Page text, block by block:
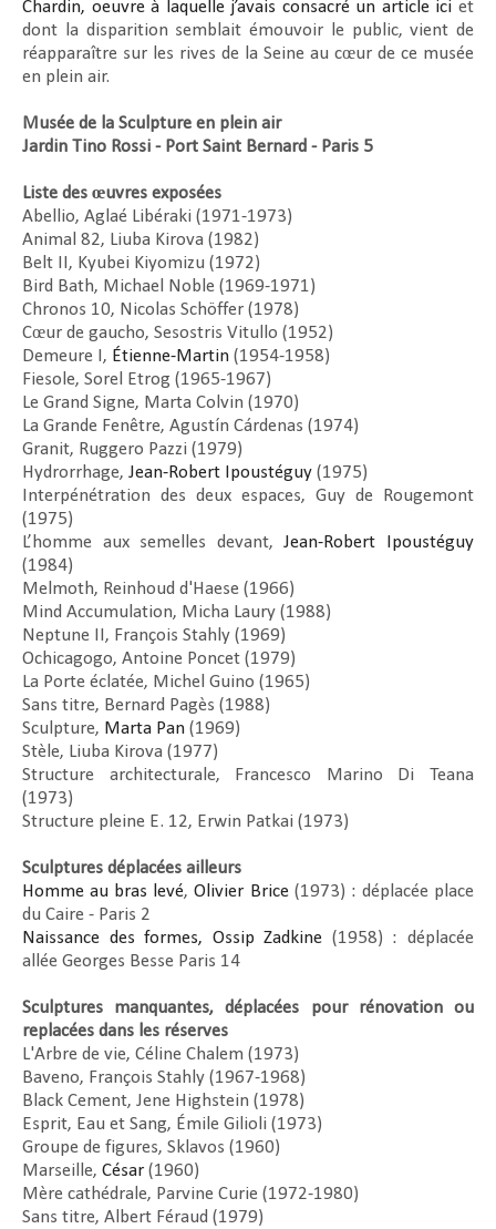
Chardin, oeuvre à laquelle j’avais consacré un article ici et
dont la disparition semblait émouvoir le public, vient de
réapparaître sur les rives de la Seine au cœur de ce musée
en plein air.
Musée de la Sculpture en plein air
Jardin Tino Rossi - Port Saint Bernard - Paris 5
Liste des œuvres exposées
Abellio, Aglaé Libéraki (1971-1973)
Animal 82, Liuba Kirova (1982)
Belt II, Kyubei Kiyomizu (1972)
Bird Bath, Michael Noble (1969-1971)
Chronos 10, Nicolas Schöffer (1978)
Cœur de gaucho, Sesostris Vitullo (1952)
Demeure I, Étienne-Martin (1954-1958)
Fiesole, Sorel Etrog (1965-1967)
Le Grand Signe, Marta Colvin (1970)
La Grande Fenêtre, Agustín Cárdenas (1974)
Granit, Ruggero Pazzi (1979)
Hydrorrhage, Jean-Robert Ipoustéguy (1975)
Interpénétration des deux espaces, Guy de Rougemont
(1975)
L’homme aux semelles devant,Jean-Robert Ipoustéguy
(1984)
Melmoth, Reinhoud d'Haese (1966)
Mind Accumulation, Micha Laury (1988)
Neptune II, François Stahly (1969)
Ochicagogo, Antoine Poncet (1979)
La Porte éclatée, Michel Guino (1965)
Sans titre, Bernard Pagès (1988)
Sculpture, Marta Pan (1969)
Stèle, Liuba Kirova (1977)
Structure architecturale, Francesco Marino Di Teana
(1973)
Structure pleine E. 12, Erwin Patkai (1973)
Sculptures déplacées ailleurs
Homme au bras levé,Olivier Brice(1973) : déplacée place
du Caire - Paris 2
Naissance des formes, Ossip Zadkine (1958) : déplacée
allée Georges Besse Paris 14
Sculptures manquantes, déplacées pour rénovation ou
replacées dans les réserves
L'Arbre de vie, Céline Chalem (1973)
Baveno, François Stahly (1967-1968)
Black Cement, Jene Highstein (1978)
Esprit, Eau et Sang, Émile Gilioli (1973)
Groupe de figures, Sklavos (1960)
Marseille, César (1960)
Mère cathédrale, Parvine Curie (1972-1980)
Sans titre, Albert Féraud (1979)